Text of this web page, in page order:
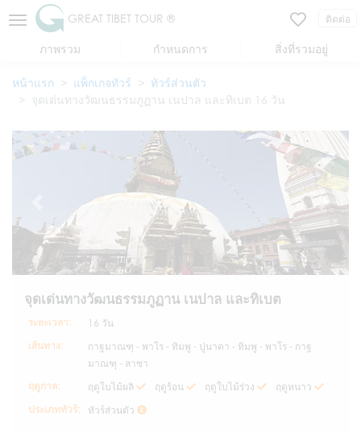
GREAT TIBET TOUR ® ติดต่อ
ภาพรวม กำหนดการ สิ่งที่รวมอยู่
หน้าแรก แพ็กเกจทัวร์
ทัวร์ส่วนตัว
จุดเด่นทางวัฒนธรรมภูฏาน เนปาล และทิเบต 16 วัน
จุดเด่นทางวัฒนธรรมภูฏาน เนปาล และทิเบต
ระยะเวลา:
16 วัน
เส้นทาง:
กาฐมาณฑุ - พาโร - ทิมพู - ปูนาคา - ทิมพู - พาโร - กาฐ
มาณฑุ - ลาซา
ฤดูกาล:
ฤดูใบไม้ผลิ ฤดูร้อน ฤดูใบไม้ร่วง
ฤดูหนาว
ประเภททัวร์:
ทัวร์ส่วนตัว